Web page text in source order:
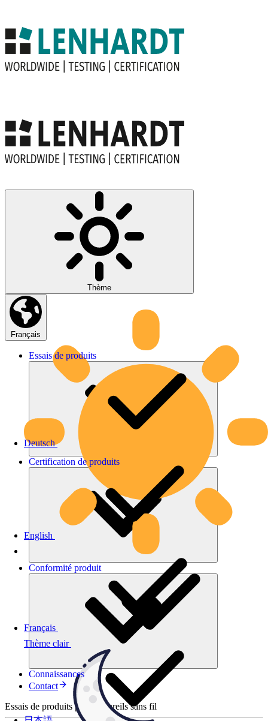
Thème
Thème clair
Français
Deutsch
English
Français
Essais de produits
Certification de produits
Conformité produit
Connaissances
Contact
Essais de produits pour appareils sans fil